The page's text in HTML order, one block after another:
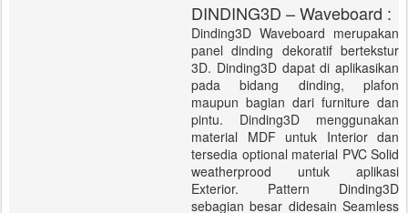
DINDING3D – Waveboard :
Dinding3D Waveboard merupakan
panel dinding dekoratif bertekstur
3D. Dinding3D dapat di aplikasikan
pada bidang dinding, plafon
maupun bagian dari furniture dan
pintu. Dinding3D menggunakan
material MDF untuk Interior dan
tersedia optional material PVC Solid
weatherprood untuk aplikasi
Exterior. Pattern Dinding3D
sebagian besar didesain Seamless